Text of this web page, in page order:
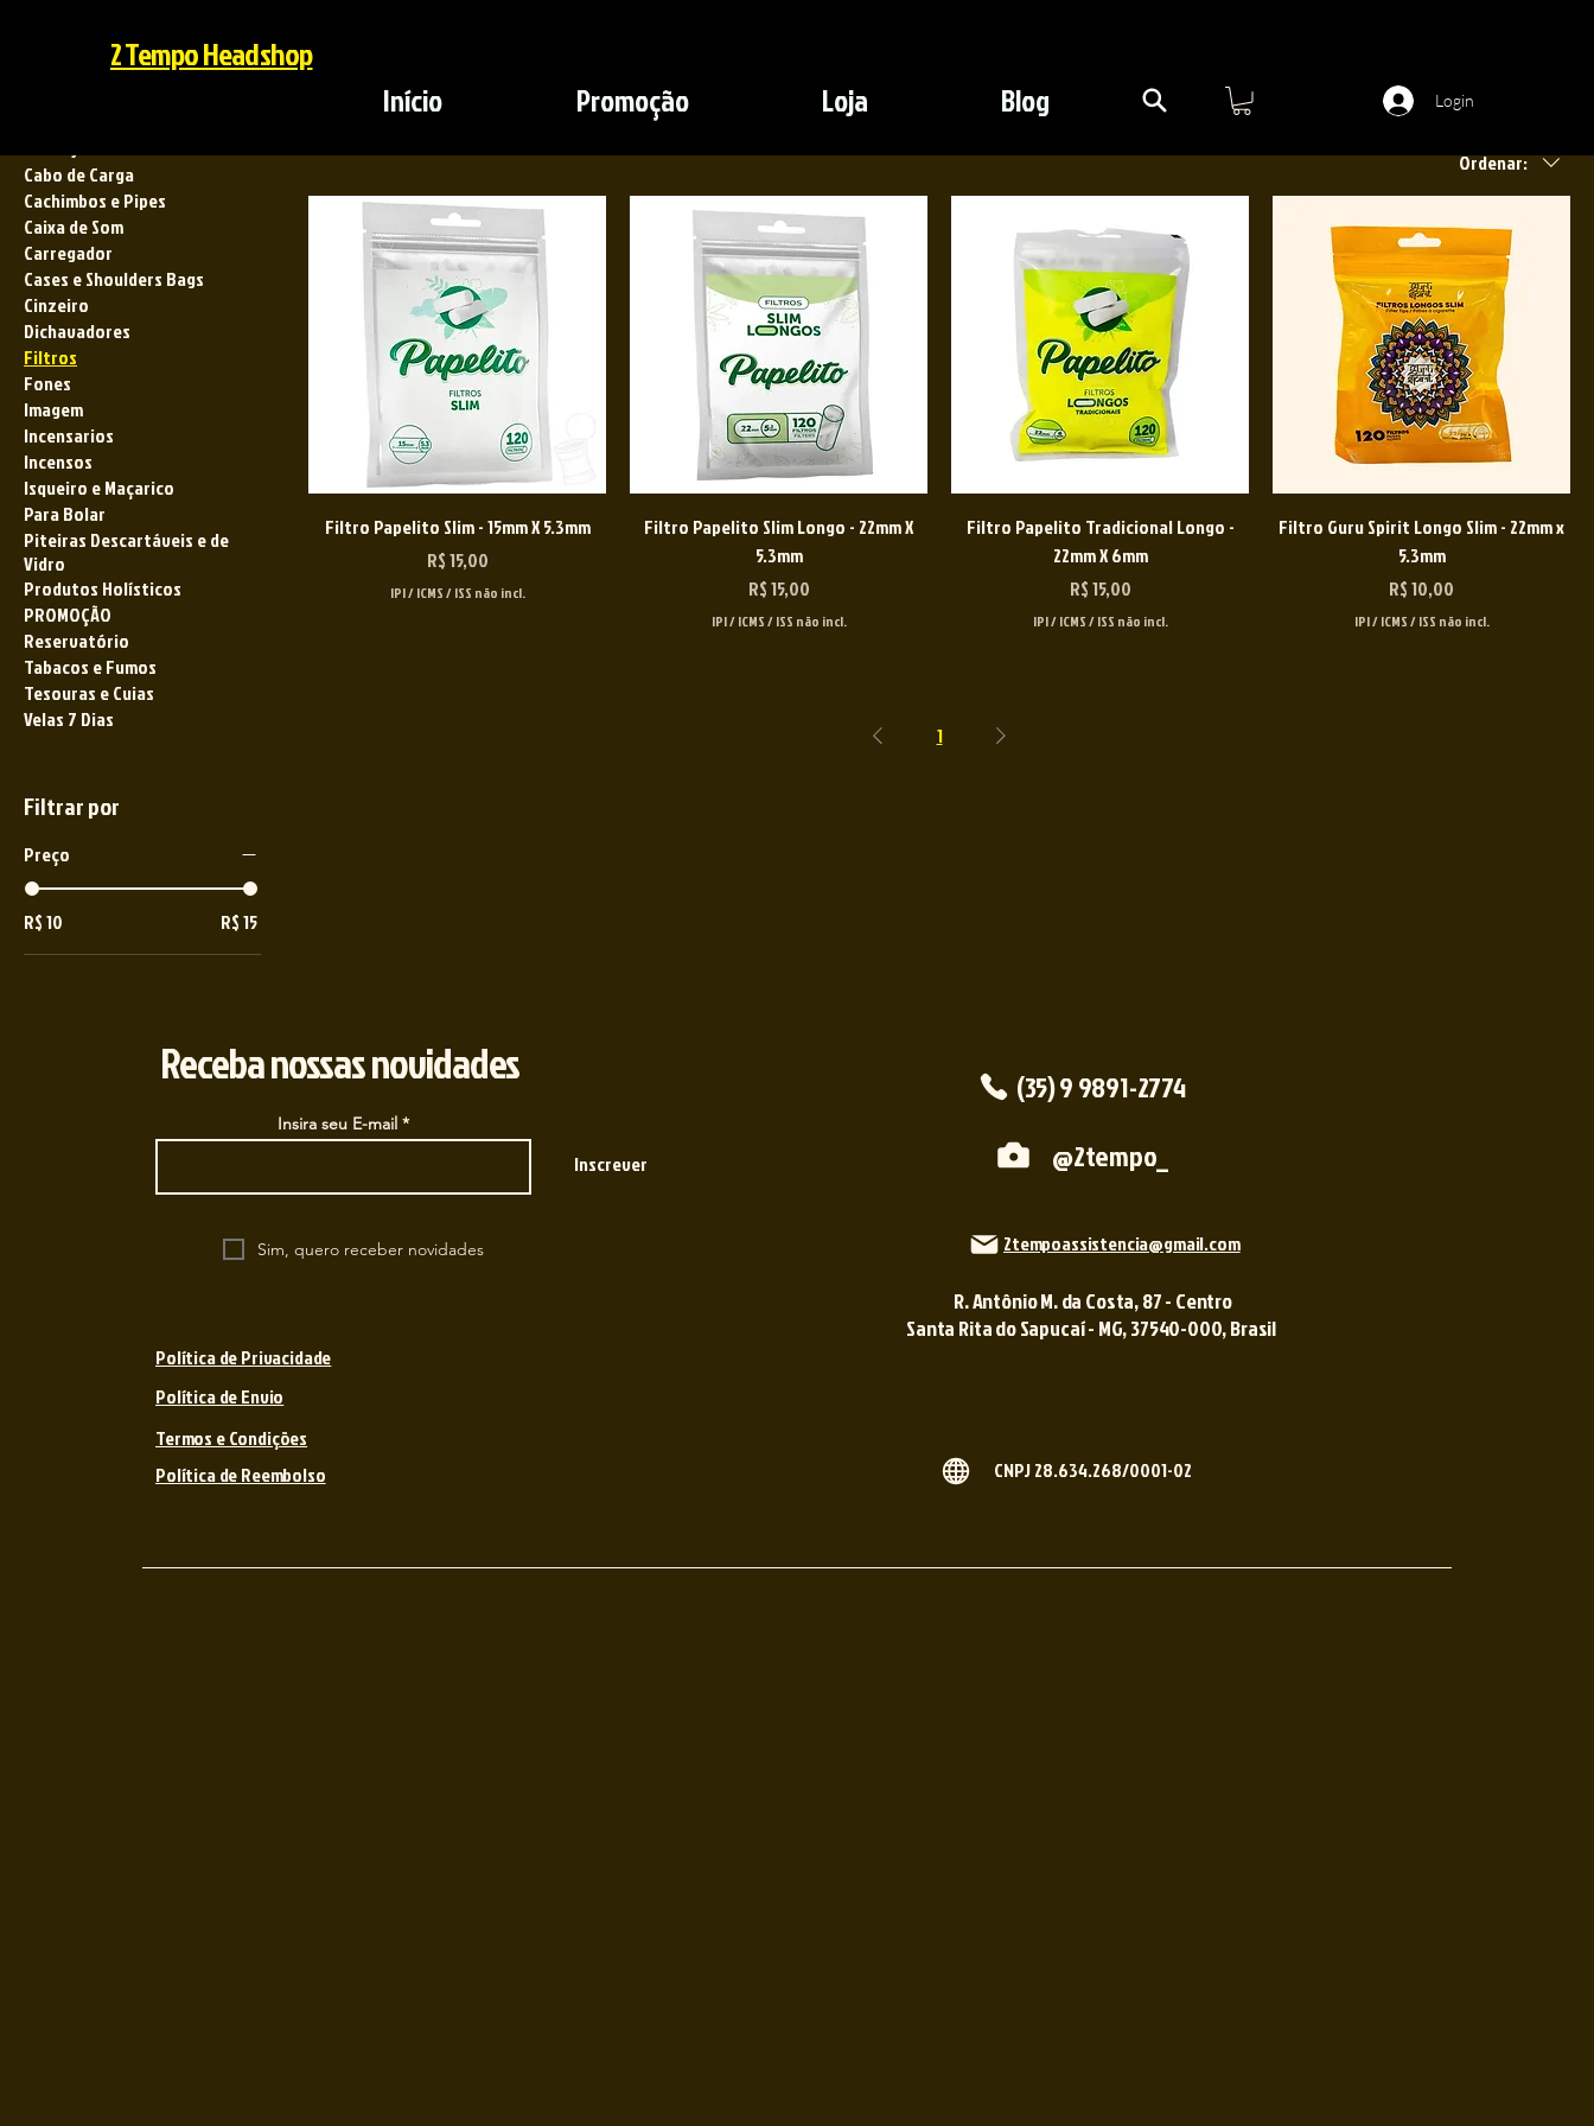
Início Promoção Loja Blog Login
2 Tempo Headshop
Buscar por
Cabo de Carga
Cachimbos e Pipes
Caixa de Som
Carregador
Cases e Shoulders Bags
Cinzeiro
Dichavadores
Filtros
Fones
Imagem
Incensarios
Incensos
Isqueiro e Maçarico
Para Bolar
Piteiras Descartáveis e de
Vidro
Produtos Holísticos
PROMOÇÃO
Reservatório
Tabacos e Fumos
Tesouras e Cuias
Velas 7 Dias
Filtrar por
Preço
R$ 10 R$ 15
Filtros
Ordenar:
Filtro Papelito Slim - 15mm X 5.3mm
Preço
R$ 15,00
IPI / ICMS / ISS não incl.
Filtro Papelito Slim Longo - 22mm X
5.3mm
Preço
R$ 15,00
IPI / ICMS / ISS não incl.
Filtro Papelito Tradicional Longo -
22mm X 6mm
Preço
R$ 15,00
IPI / ICMS / ISS não incl.
Filtro Guru Spirit Longo Slim - 22mm x
5.3mm
Preço
R$ 10,00
IPI / ICMS / ISS não incl.
1
Receba nossas novidades
Insira seu E-mail
Inscrever
Sim, quero receber novidades
Política de Privacidade
Política de Envio
Termos e Condições
Política de Reembolso
(35) 9 9891-2774
@2tempo_
2tempoassistencia@gmail.com
R. Antônio M. da Costa, 87 - Centro
Santa Rita do Sapucaí - MG, 37540-000, Brasil ​​
CNPJ 28.634.268/0001-02